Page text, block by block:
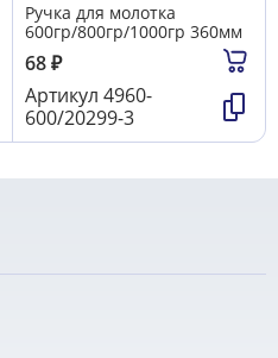
Ручка для молотка
600гр/800гр/1000гр 360мм
68₽
Артикул 4960-
600/20299-3